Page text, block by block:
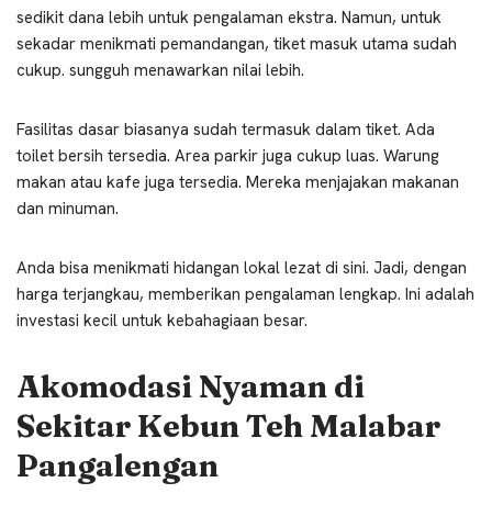
sedikit dana lebih untuk pengalaman ekstra. Namun, untuk
sekadar menikmati pemandangan, tiket masuk utama sudah
cukup. sungguh menawarkan nilai lebih.
Fasilitas dasar biasanya sudah termasuk dalam tiket. Ada
toilet bersih tersedia. Area parkir juga cukup luas. Warung
makan atau kafe juga tersedia. Mereka menjajakan makanan
dan minuman.
Anda bisa menikmati hidangan lokal lezat di sini. Jadi, dengan
harga terjangkau, memberikan pengalaman lengkap. Ini adalah
investasi kecil untuk kebahagiaan besar.
Akomodasi Nyaman di
Sekitar Kebun Teh Malabar
Pangalengan